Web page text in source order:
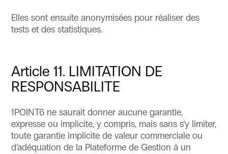
Elles sont ensuite anonymisées pour réaliser des
tests et des statistiques.
Article 11. LIMITATION DE
RESPONSABILITE
1POINT6 ne saurait donner aucune garantie,
expresse ou implicite, y compris, mais sans s‘y limiter,
toute garantie implicite de valeur commerciale ou
d’adéquation de la Plateforme de Gestion à un